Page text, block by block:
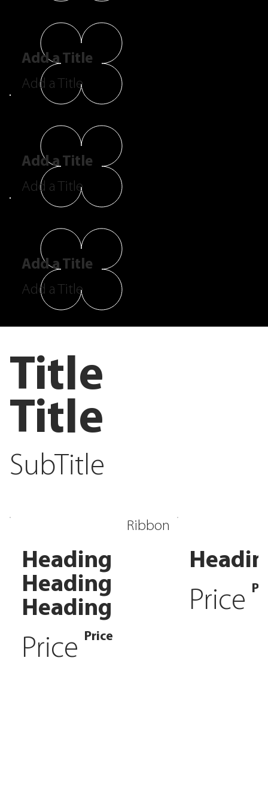
Add a Title
Add a Title
Add a Title
Add a Title
Add a Title
Add a Title
Title
Title
SubTitle
Ribbon
Heading
Heading
Heading
Price Price
Price